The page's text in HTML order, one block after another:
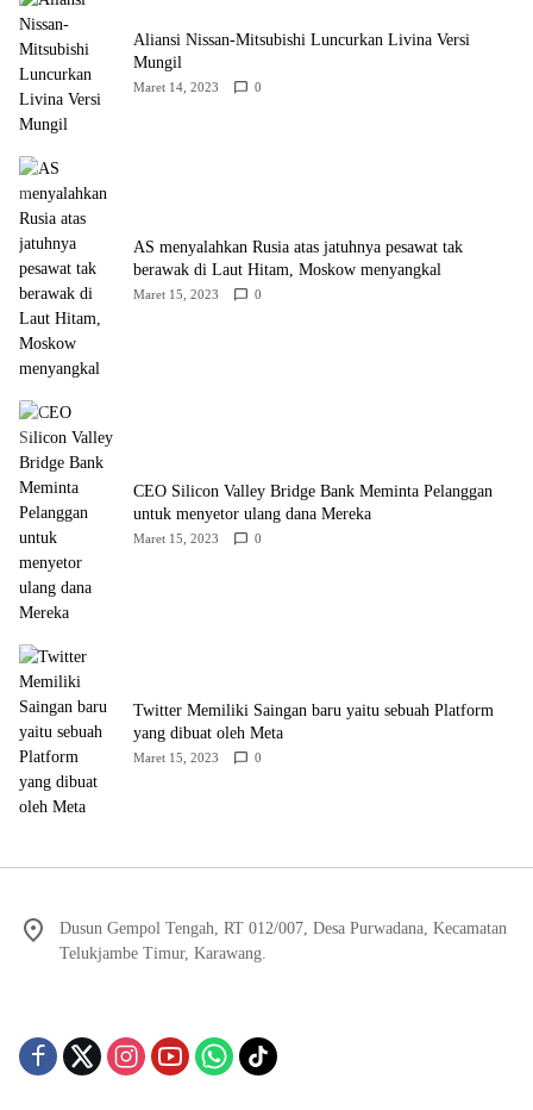
Aliansi Nissan-Mitsubishi Luncurkan Livina Versi
Mungil
Maret 14, 2023 0
AS menyalahkan Rusia atas jatuhnya pesawat tak
berawak di Laut Hitam, Moskow menyangkal
Maret 15, 2023 0
CEO Silicon Valley Bridge Bank Meminta Pelanggan
untuk menyetor ulang dana Mereka
Maret 15, 2023 0
Twitter Memiliki Saingan baru yaitu sebuah Platform
yang dibuat oleh Meta
Maret 15, 2023 0
Dusun Gempol Tengah, RT 012/007, Desa Purwadana, Kecamatan
Telukjambe Timur, Karawang.